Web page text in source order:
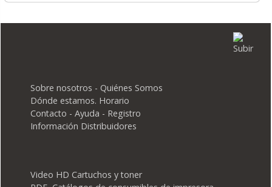
Sobre nosotros - Quiénes Somos
Dónde estamos. Horario
Contacto - Ayuda - Registro
Información Distribuidores
Video HD Cartuchos y toner